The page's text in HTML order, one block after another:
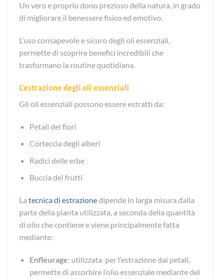
Un vero e proprio dono prezioso della natura, in grado
di migliorare il benessere fisico ed emotivo.
L’uso consapevole e sicuro degli oli essenziali,
permette di scoprire benefici incredibili che
trasformano la routine quotidiana.
L’estrazione degli oli essenziali
Gli oli essenziali possono essere estratti da:
Petali dei fiori
Corteccia degli alberi
Radici delle erbe
Buccia dei frutti
La tecnica di estrazionedipende in larga misura dalla
parte della pianta utilizzata, a seconda della quantità
di olio che contiene e viene principalmente fatta
mediante:
Enfleurage: utilizzata per l’estrazione dai petali,
permette di assorbire l’olio essenziale mediante del